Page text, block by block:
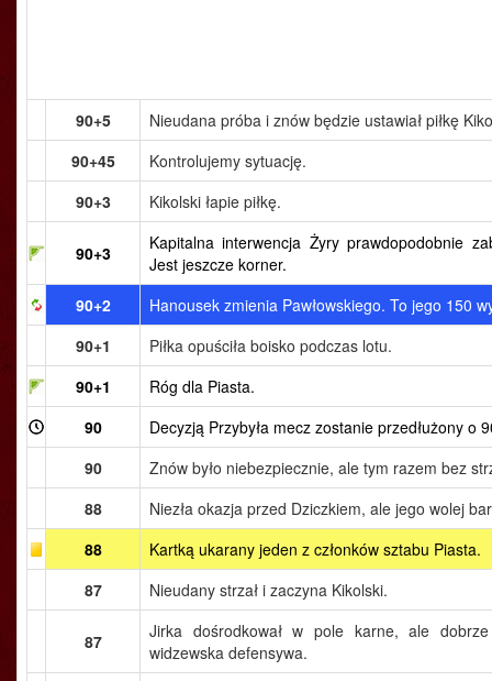
90+5
Nieudana próba i znów będzie ustawiał piłkę
90+45
Kontrolujemy sytuację.
90+3
Kikolski łapie piłkę.
90+3
Kapitalna interwencja Żyry prawdopodobnie
Jest jeszcze korner.
90+2
Hanousek zmienia Pawłowskiego. To jego 150
90+1
Piłka opuściła boisko podczas lotu.
90+1
Róg dla Piasta.
90
Decyzją Przybyła mecz zostanie przedłużony o
90
Znów było niebezpiecznie, ale tym razem bez
88
Niezła okazja przed Dziczkiem, ale jego wolej
88
Kartką ukarany jeden z członków sztabu Piasta.
87
Nieudany strzał i zaczyna Kikolski.
87
Jirka dośrodkował w pole karne, ale dobrze
widzewska defensywa.